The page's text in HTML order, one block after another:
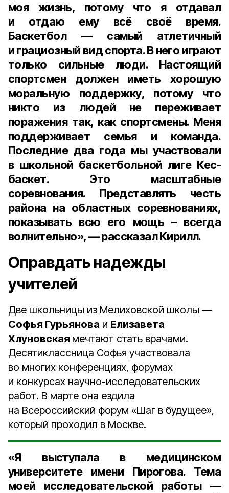
моя жизнь, потому что я отдавал
и отдаю ему всё своё время.
Баскетбол — самый атлетичный
и грациозный вид спорта. В него играют
только сильные люди. Настоящий
спортсмен должен иметь хорошую
моральную поддержку, потому что
никто из людей не переживает
поражения так, как спортсмены. Меня
поддерживает семья и команда.
Последние два года мы участвовали
в школьной баскетбольной лиге Кес-
баскет. Это масштабные
соревнования. Представлять честь
района на областных соревнованиях,
показывать всю его мощь – всегда
волнительно», — рассказал Кирилл.
Оправдать надежды
учителей
Две школьницы из Мелиховской школы —
Софья Гурьянова и Елизавета
Хлуновская мечтают стать врачами.
Десятиклассница Софья участвовала
во многих конференциях, форумах
и конкурсах научно-исследовательских
работ. В марте она ездила
на Всероссийский форум «Шаг в будущее»,
который проходил в Москве.
«Я выступала в медицинском
университете имени Пирогова. Тема
моей исследовательской работы —